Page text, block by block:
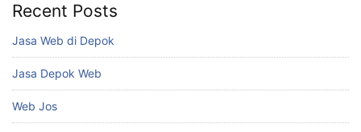
Recent Posts
Jasa Web di Depok
Jasa Depok Web
Web Jos